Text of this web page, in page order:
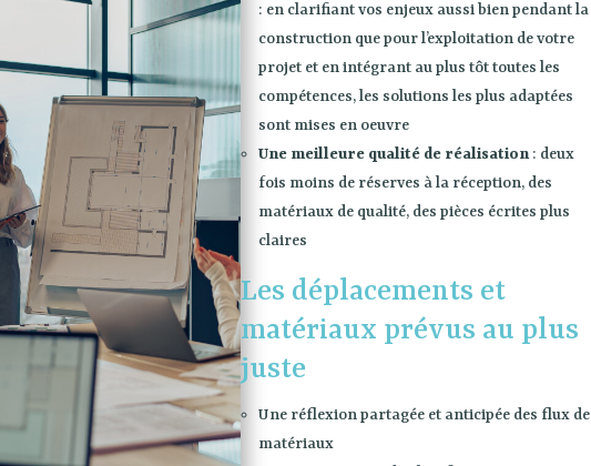
: en clarifiant vos enjeux aussi bien pendant la
construction que pour l’exploitation de votre
projet et en intégrant au plus tôt toutes les
compétences, les solutions les plus adaptées
sont mises en oeuvre
Une meilleure qualité de réalisation: deux
fois moins de réserves à la réception, des
matériaux de qualité, des pièces écrites plus
claires
Les déplacements et
matériaux prévus au plus
juste
Une réflexion partagée et anticipée des flux de
matériaux